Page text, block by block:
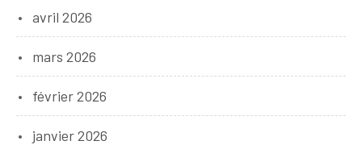
avril 2026
mars 2026
février 2026
janvier 2026